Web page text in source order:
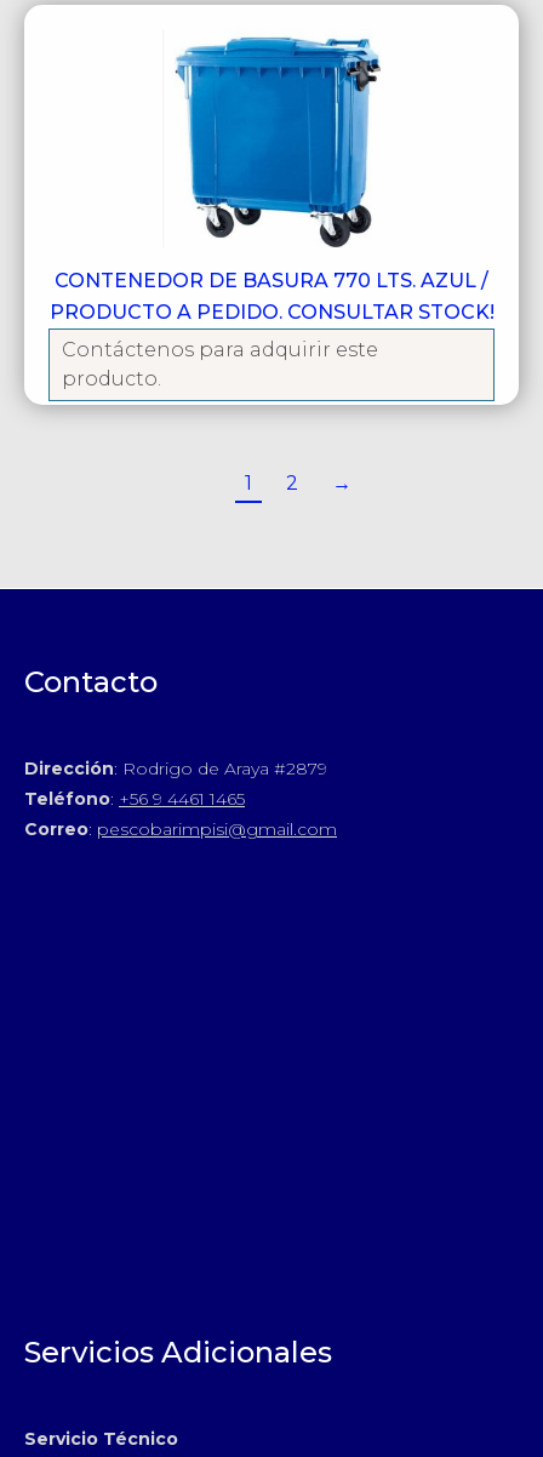
CONTENEDOR DE BASURA 770 LTS. AZUL /
PRODUCTO A PEDIDO. CONSULTAR STOCK!
Contáctenos para adquirir este
producto.
1 2 →
Contacto
Dirección: Rodrigo de Araya #2879
Teléfono: +56 9 4461 1465
Correo: pescobarimpisi@gmail.com
Servicios Adicionales
Servicio Técnico